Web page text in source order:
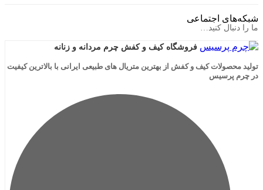
اجتماعی
کنید…
فروشگاه کیف و کفش چرم مردانه و زنانه
کیف و کفش از بهترین متریال های طبیعی ایرانی با بالاترین کیفیت